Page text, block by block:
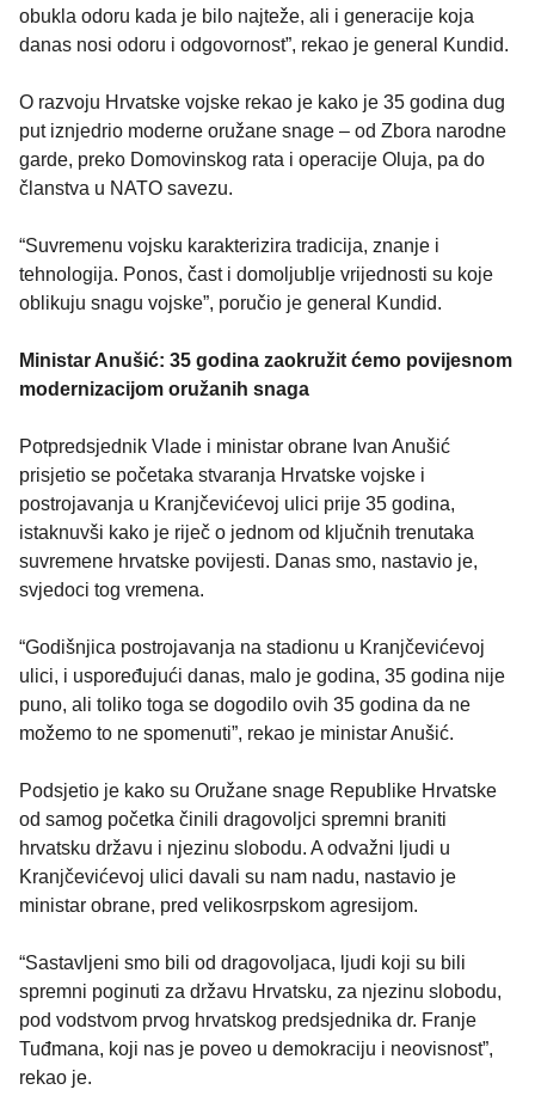
obukla odoru kada je bilo najteže, ali i generacije koja
danas nosi odoru i odgovornost”, rekao je general Kundid.
O razvoju Hrvatske vojske rekao je kako je 35 godina dug
put iznjedrio moderne oružane snage – od Zbora narodne
garde, preko Domovinskog rata i operacije Oluja, pa do
članstva u NATO savezu.
“Suvremenu vojsku karakterizira tradicija, znanje i
tehnologija. Ponos, čast i domoljublje vrijednosti su koje
oblikuju snagu vojske”, poručio je general Kundid.
Ministar Anušić: 35 godina zaokružit ćemo povijesnom
modernizacijom oružanih snaga
Potpredsjednik Vlade i ministar obrane Ivan Anušić
prisjetio se početaka stvaranja Hrvatske vojske i
postrojavanja u Kranjčevićevoj ulici prije 35 godina,
istaknuvši kako je riječ o jednom od ključnih trenutaka
suvremene hrvatske povijesti. Danas smo, nastavio je,
svjedoci tog vremena.
“Godišnjica postrojavanja na stadionu u Kranjčevićevoj
ulici, i uspoređujući danas, malo je godina, 35 godina nije
puno, ali toliko toga se dogodilo ovih 35 godina da ne
možemo to ne spomenuti”, rekao je ministar Anušić.
Podsjetio je kako su Oružane snage Republike Hrvatske
od samog početka činili dragovoljci spremni braniti
hrvatsku državu i njezinu slobodu. A odvažni ljudi u
Kranjčevićevoj ulici davali su nam nadu, nastavio je
ministar obrane, pred velikosrpskom agresijom.
“Sastavljeni smo bili od dragovoljaca, ljudi koji su bili
spremni poginuti za državu Hrvatsku, za njezinu slobodu,
pod vodstvom prvog hrvatskog predsjednika dr. Franje
Tuđmana, koji nas je poveo u demokraciju i neovisnost”,
rekao je.